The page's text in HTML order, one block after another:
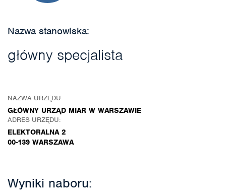
Nazwa stanowiska:
główny specjalista
NAZWA URZĘDU
GŁÓWNY URZĄD MIAR W WARSZAWIE
ADRES URZĘDU:
ELEKTORALNA 2
00-139 WARSZAWA
Wyniki naboru: